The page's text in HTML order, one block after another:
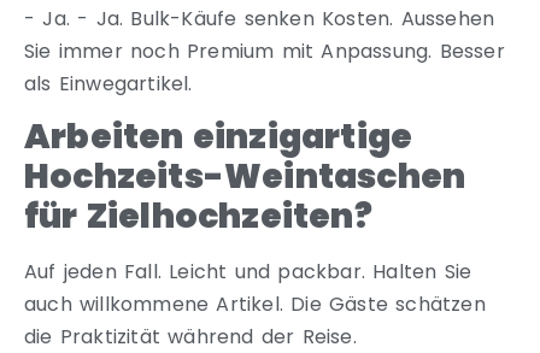
- Ja. - Ja. Bulk-Käufe senken Kosten. Aussehen
Sie immer noch Premium mit Anpassung. Besser
als Einwegartikel.
Arbeiten einzigartige
Hochzeits-Weintaschen
für Zielhochzeiten?
Auf jeden Fall. Leicht und packbar. Halten Sie
auch willkommene Artikel. Die Gäste schätzen
die Praktizität während der Reise.